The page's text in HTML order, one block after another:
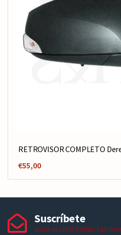
RETROVISOR COMPLETO
€55,00
Suscríbete
para recibir todas las